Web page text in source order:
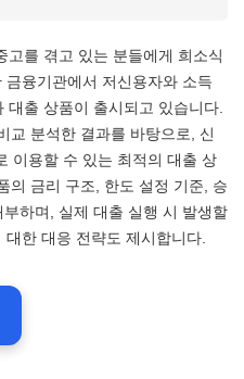
고를 겪고 있는 분들에게 희소식
융기관에서 저신용자와 소득
출 상품이 출시되고 있습니다.
교 분석한 결과를 바탕으로, 신
이용할 수 있는 최적의 대출 상
의 금리 구조, 한도 설정 기준, 승
하며, 실제 대출 실행 시 발생할
한 대응 전략도 제시합니다.